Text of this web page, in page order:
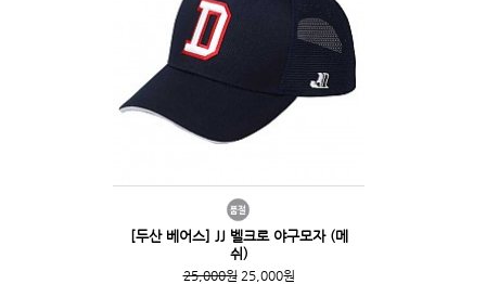
[두산 베어스] JJ 벨크로 야구모자 (메
쉬)
25,000원25,000원